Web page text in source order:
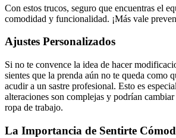
Con estos trucos, seguro que encuentras el
comodidad y funcionalidad. ¡Más vale
Ajustes Personalizados
Si no te convence la idea de hacer
sientes que la prenda aún no te queda como
acudir a un sastre profesional. Esto es
alteraciones son complejas y podrían
ropa de trabajo.
La Importancia de Sentirte